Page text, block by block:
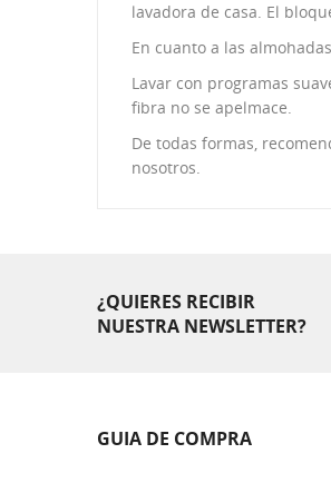
lavadora de casa. El
En cuanto a las
Lavar con programas
fibra no se apelmace.
De todas formas,
nosotros.
¿QUIERES RECIBIR
NUESTRA NEWSLETTER?
GUIA DE COMPRA